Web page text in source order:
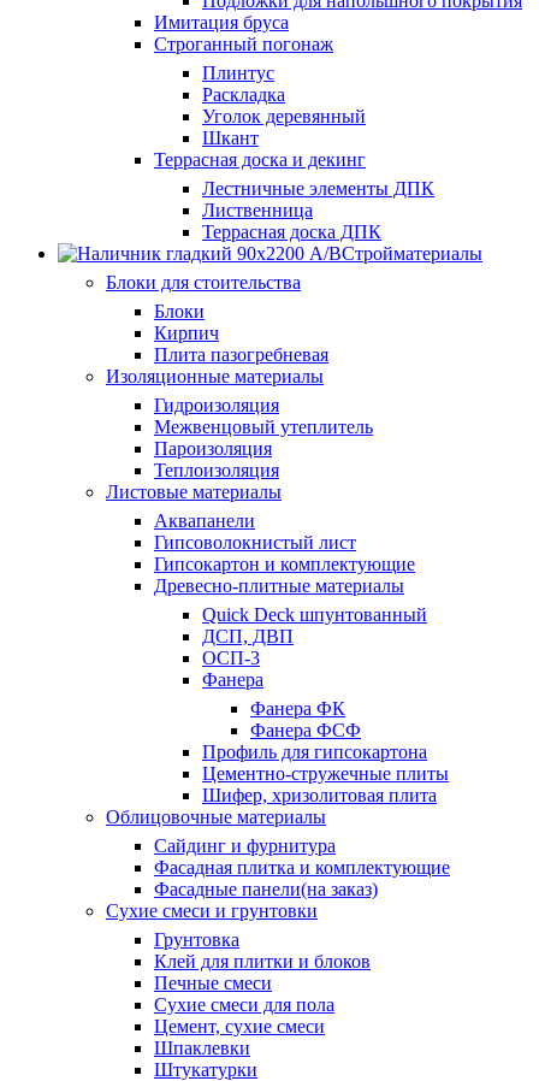
Имитация бруса
Строганный погонаж
Плинтус
Раскладка
Уголок деревянный
Шкант
Террасная доска и декинг
Лестничные элементы ДПК
Лиственница
Террасная доска ДПК
Стройматериалы
Блоки для стоительства
Блоки
Кирпич
Плита пазогребневая
Изоляционные материалы
Гидроизоляция
Межвенцовый утеплитель
Пароизоляция
Теплоизоляция
Листовые материалы
Аквапанели
Гипсоволокнистый лист
Гипсокартон и комплектующие
Древесно-плитные материалы
Quick Deck шпунтованный
ДСП, ДВП
ОСП-3
Фанера
Фанера ФК
Фанера ФСФ
Профиль для гипсокартона
Цементно-стружечные плиты
Шифер, хризолитовая плита
Облицовочные материалы
Сайдинг и фурнитура
Фасадная плитка и комплектующие
Фасадные панели(на заказ)
Сухие смеси и грунтовки
Грунтовка
Клей для плитки и блоков
Печные смеси
Сухие смеси для пола
Цемент, сухие смеси
Шпаклевки
Штукатурки